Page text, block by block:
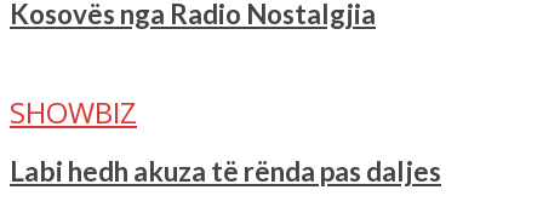
Kosovës nga Radio Nostalgjia
SHOWBIZ
Labi hedh akuza të rënda pas daljes